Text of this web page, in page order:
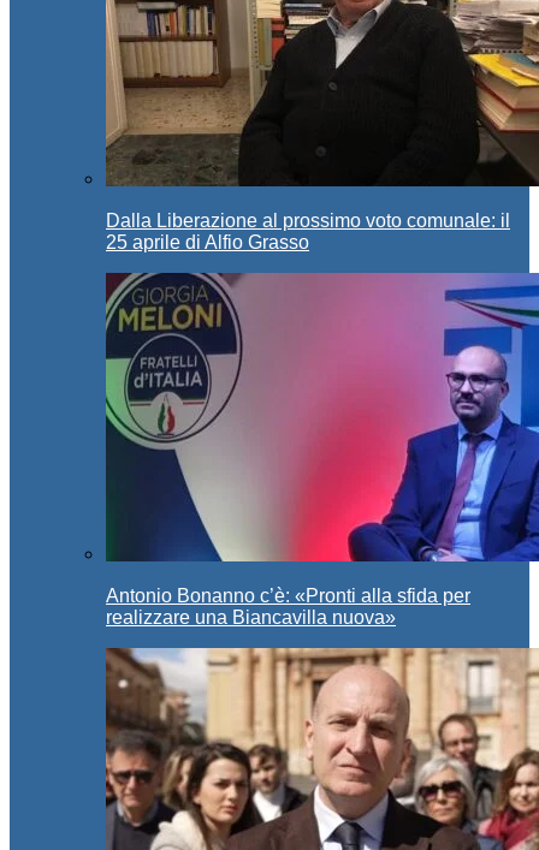
Dalla Liberazione al prossimo voto comunale: il
25 aprile di Alfio Grasso
Antonio Bonanno c’è: «Pronti alla sfida per
realizzare una Biancavilla nuova»